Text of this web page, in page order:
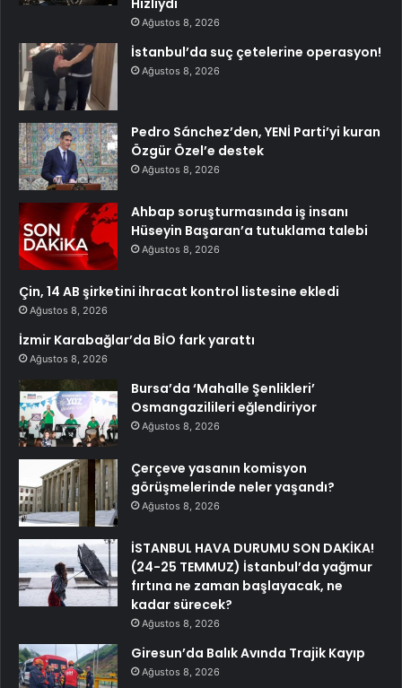
Ağustos 8, 2026
İstanbul’da suç çetelerine operasyon!
Ağustos 8, 2026
Pedro Sánchez’den, YENİ Parti’yi kuran
Özgür Özel’e destek
Ağustos 8, 2026
Ahbap soruşturmasında iş insanı
Hüseyin Başaran’a tutuklama talebi
Ağustos 8, 2026
Çin, 14 AB şirketini ihracat kontrol listesine ekledi
Ağustos 8, 2026
İzmir Karabağlar’da BİO fark yarattı
Ağustos 8, 2026
Bursa’da ‘Mahalle Şenlikleri’
Osmangazilileri eğlendiriyor
Ağustos 8, 2026
Çerçeve yasanın komisyon
görüşmelerinde neler yaşandı?
Ağustos 8, 2026
İSTANBUL HAVA DURUMU SON DAKİKA!
(24-25 TEMMUZ) İstanbul’da yağmur
fırtına ne zaman başlayacak, ne
kadar sürecek?
Ağustos 8, 2026
Giresun’da Balık Avında Trajik Kayıp
Ağustos 8, 2026